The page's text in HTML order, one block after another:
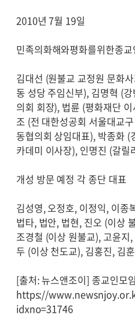
2010년 7월 19일
민족의화해와평화를위한종교
김대선 (원불교 교정원 문화
동 성당 주임신부), 김명혁 (
의회 회장), 법륜 (평화재단
조 (전 대한성공회 서울대교
동협의회 상임대표), 박종화
카데미 이사장), 인명진 (갈릴
개성 방문 예정 각 종단 대표
김성영, 오정호, 이정익, 이종
법타, 법안, 법현, 진오 (이상
조경철 (이상 원불교), 고윤지
두 (이상 천도교), 김홍진, 김
[출처: 뉴스앤조이] 종교인모
https://
idxno=31746